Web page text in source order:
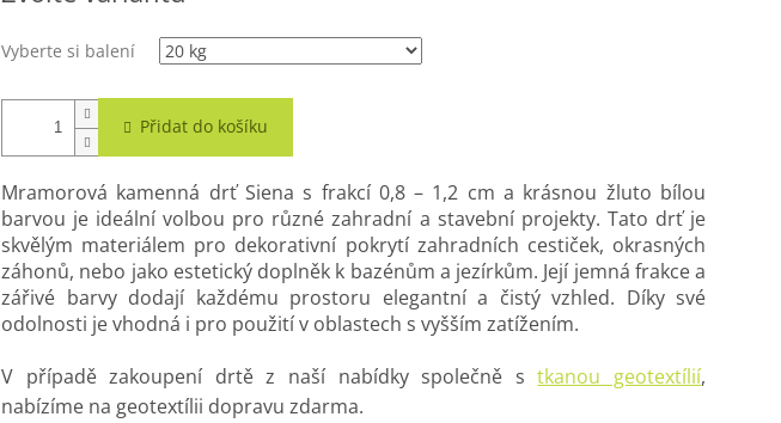
Vyberte si balení
Přidat do košíku
Mramorová kamenná drť Siena s frakcí 0,8 – 1,2 cm a krásnou žluto bílou
barvou je ideální volbou pro různé zahradní a stavební projekty. Tato drť je
skvělým materiálem pro dekorativní pokrytí zahradních cestiček, okrasných
záhonů, nebo jako estetický doplněk k bazénům a jezírkům. Její jemná frakce a
zářivé barvy dodají každému prostoru elegantní a čistý vzhled. Díky své
odolnosti je vhodná i pro použití v oblastech s vyšším zatížením.
V případě zakoupení drtě z naší nabídky společně stkanou geotextílií,
nabízíme na geotextílii dopravu zdarma.